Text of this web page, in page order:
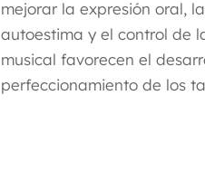
mejorar la expresión oral,
autoestima y el control de
musical favorecen el
perfeccionamiento de los